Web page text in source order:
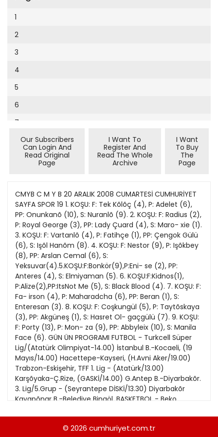
Cumhuriyet Sağlıklı Beslenme
Cumhuriyet Sokak
Cumhuriyet Spor
Cumhuriyet Strateji
Cumhuriyet Tarım
Cumhuriyet Yılbaşı
Çerçeve Eki
Dergi Eki
Ekonomi Eki
Evleniyoruz
Güney Dogu
Kitap Eki
Özel Ekler
Özel Okullar
Sevgililer Günü
Siyaset Eki
Sürdürülebilir yaşam
Turizm Eki
Yerel Yönetimler
1994
1991
1990
1989
1988
1987
1986
1985
1984
1983
1982
1981
1980
9
10
11
12
13
14
15
16
19
20
21
22
23
24
25
26
27
28
29
30
31
1
2
3
4
5
6
7
11
12
13
14
15
16
17
18
19
20
Our Subscribers
Can Login And
Read Original
Page
I Want To
Register And
Read The Whole
Archive
I Want
To Buy
The
Page
CMYB C M Y B 20 ARALIK 2008 CUMARTESİ CUMHURİYET
SAYFA SPOR 19 1. KOŞU: F: Tek Kõlõç (4), P: Adelet (6),
PP: Onunkanõ (10), S: Nuranlõ (9). 2. KOŞU: F: Radius (2),
P: Royal George (3), PP: Lady Çuard (4), S: Maro- xie (1).
3. KOŞU: F: Vartanlõ (4), P: Fatihçe (1), PP: Çengok Gülü
(6), S: Işõl Hanõm (8). 4. KOŞU: F: Nestor (9), P: Işõkbey
(8), PP: Arslan Cemal (6), S:
Yeksuvar(4).5.KOŞU:F:Bonkör(9),P:Eni- se (2), PP:
Anteres (4), S: Elmiyaman (5). 6. KOŞU:F:Kidnos(1),
P:Alize(2),PP:ItsNot Me (5), S: Black Blood (4). 7. KOŞU: F:
Fa- irson (4), P: Maharadcha (6), PP: Beran (1), S:
Enteresan (3). 8. KOŞU: F: Coşkungül (5), P: Taytõskaya
(3), PP: Akgüneş (1), S: Hasret Ol- gaçgülü (7). 9. KOŞU:
F: Porty (13), P: Mon- za (9), PP: Abbyleix (10), S: Manila
Face (6). GÜN ÜN PROGRAMI FUTBOL - Turkcell Süper
Lig/(Atatürk Olimpiyat-14.00) İstanbul B.-Kocaeli, (19
Mayıs/14.00) Hacettepe-Kayseri, (H.Avni Aker/19.00)
Trabzon-Eskişehir, TFF 1. Lig - (Atatürk/13.00)
Karşõyaka-Ç.Rize, (GASKİ/14.00) G.Antep B.-Diyarbakõr.
3. Lig/5.Grup - (Seyrantepe DİSKİ/13.30) Diyarbakõr
Kayapõnar B.-Belediye Bingöl. BASKETBOL - Beko
(Atatürk/16.00) Antalya B.-Aliağa Petkim,
(Karşıyaka/17.00) P.Karşõyaka-Kepez B., (Selçuk
© 2026 cumhuriyet.com.tr